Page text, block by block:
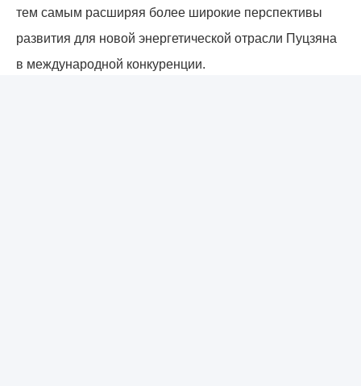
тем самым расширяя более широкие перспективы
развития для новой энергетической отрасли Пуцзяна
в международной конкуренции.